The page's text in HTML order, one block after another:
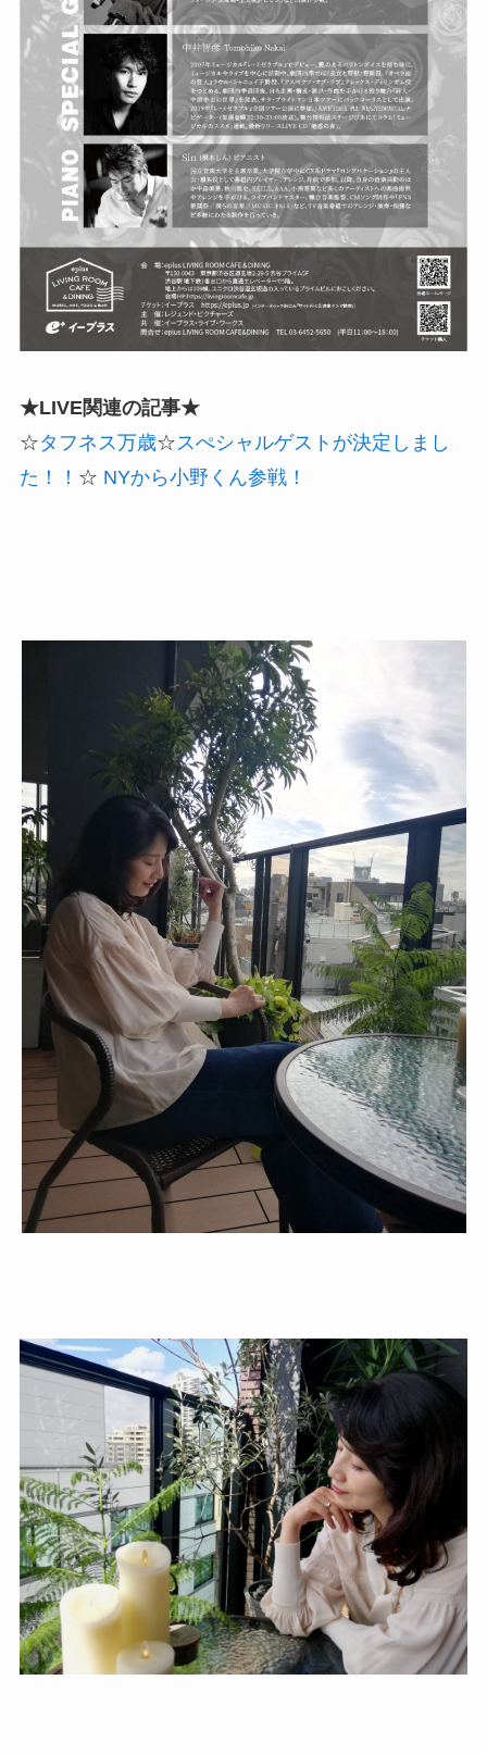
★LIVE関連の記事★
☆タフネス万歳☆スぺシャルゲストが決定しまし
た！！ ☆ NYから小野くん参戦！